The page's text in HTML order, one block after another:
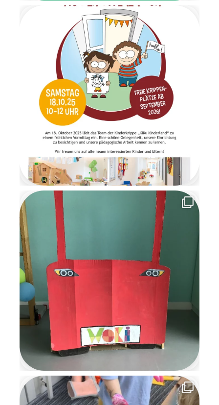
Mit stimmungsvoller
Weihnachtsmusik wurden alle
Kinder herzlich begrüßt.
Gemeinsam frühstückten wir
in ruhiger und gemütlicher
Atmosphäre. Anschließend
wartete ein Geschenketisch,
an dem die Überraschungen
im Morgenkreis gemeinsam
ausgepackt wurden. Es war
ein Moment voller Staunen
und Freude. Am letzten Tag
der Wichtelzeit
verabschiedeten sich die
Wichtel mit einem
Abschiedsbrief. Sie bedankten
sich für die schöne
gemeinsame Zeit und
versprachen den Kindern, im
nächsten Jahr
wiederzukommen. Die
Wichtelzeit war für alle eine
besondere, magische Zeit
voller Kreativität,
Gemeinschaft und
weihnachtlicher Vorfreude, an
die wir uns noch lange
erinnern werden.